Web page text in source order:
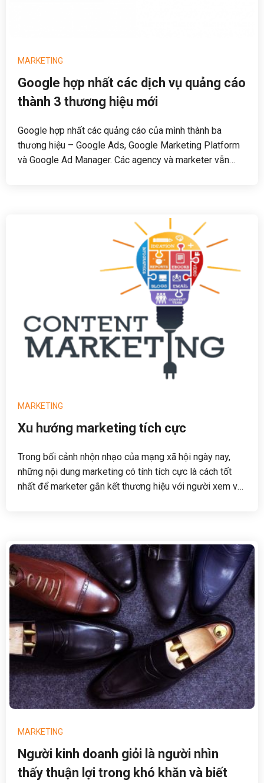
MARKETING
Google hợp nhất các dịch vụ quảng cáo
thành 3 thương hiệu mới
Google hợp nhất các quảng cáo của mình thành ba
thương hiệu – Google Ads, Google Marketing Platform
và Google Ad Manager. Các agency và marketer vẫn
MARKETING
Xu hướng marketing tích cực
Trong bối cảnh nhộn nhạo của mạng xã hội ngày nay,
những nội dung marketing có tính tích cực là cách tốt
nhất để marketer gắn kết thương hiệu với người xem và
MARKETING
Người kinh doanh giỏi là người nhìn
thấy thuận lợi trong khó khăn và biết